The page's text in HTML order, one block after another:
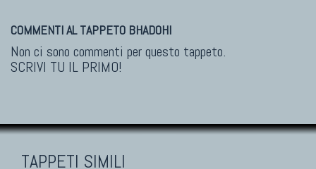
COMMENTI AL TAPPETO BHADOHI
Non ci sono commenti per questo tappeto.
SCRIVI TU IL PRIMO!
TAPPETI SIMILI